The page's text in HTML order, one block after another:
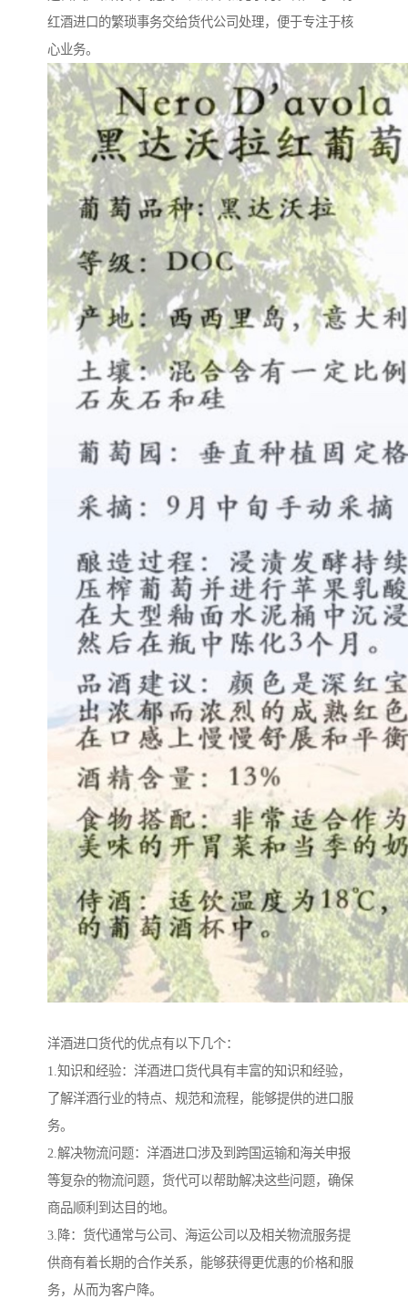
红酒进口的繁琐事务交给货代公司处理，便于专注于核
心业务。
洋酒进口货代的优点有以下几个：
1.知识和经验：洋酒进口货代具有丰富的知识和经验，
了解洋酒行业的特点、规范和流程，能够提供的进口服
务。
2.解决物流问题：洋酒进口涉及到跨国运输和海关申报
等复杂的物流问题，货代可以帮助解决这些问题，确保
商品顺利到达目的地。
3.降：货代通常与公司、海运公司以及相关物流服务提
供商有着长期的合作关系，能够获得更优惠的价格和服
务，从而为客户降。